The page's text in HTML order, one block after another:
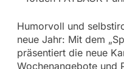
Humorvoll und
neue Jahr: Mit dem
präsentiert die neue
Wochenangebote und